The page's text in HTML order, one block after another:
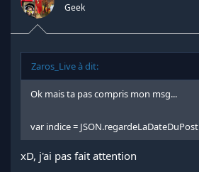
Geek
Zaros_Live à dit:
Ok mais ta pas compris mon msg...
var indice = JSON.regardeLaDateDuPost
xD, j'ai pas fait attention